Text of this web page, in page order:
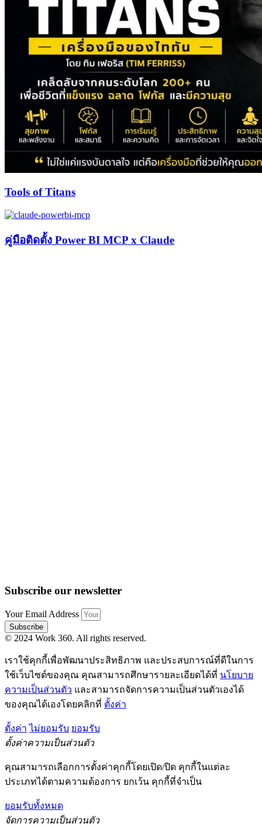
Tools of Titans
คู่มือติดตั้ง Power BI MCP x Claude
Subscribe our newsletter
Your Email Address
Subscribe
© 2024 Work 360. All rights reserved.
เราใช้คุกกี้เพื่อพัฒนาประสิทธิภาพ และประสบการณ์ที่ดีในการ
ใช้เว็บไซต์ของคุณ คุณสามารถศึกษารายละเอียดได้ที่ นโยบาย
ความเป็นส่วนตัว และสามารถจัดการความเป็นส่วนตัวเองได้
ของคุณได้เองโดยคลิกที่ ตั้งค่า
ตั้งค่า ไม่ยอมรับ ยอมรับ
ตั้งค่าความเป็นส่วนตัว
คุณสามารถเลือกการตั้งค่าคุกกี้โดยเปิด/ปิด คุกกี้ในแต่ละ
ประเภทได้ตามความต้องการ ยกเว้น คุกกี้ที่จำเป็น
ยอมรับทั้งหมด
จัดการความเป็นส่วนตัว